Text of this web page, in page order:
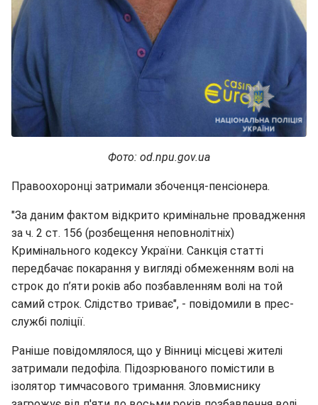
Фото: od.npu.gov.ua
Правоохоронці затримали збоченця-пенсіонера.
"За даним фактом відкрито кримінальне провадження
за ч. 2 ст. 156 (розбещення неповнолітніх)
Кримінального кодексу України. Санкція статті
передбачає покарання у вигляді обмеженням волі на
строк до п’яти років або позбавленням волі на той
самий строк. Слідство триває", - повідомили в прес-
службі поліції.
Раніше повідомлялося, що у Вінниці місцеві жителі
затримали педофіла. Підозрюваного помістили в
ізолятор тимчасового тримання. Зловмиснику